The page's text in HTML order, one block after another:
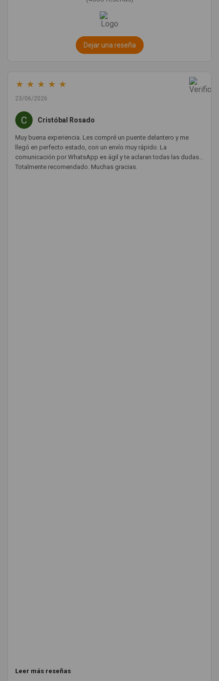
Dejar una reseña
★ ★ ★ ★ ★
23/06/2026
Cristóbal Rosado
Muy buena experiencia. Les compré un puente delantero y me
llegó en perfecto estado, con un envío muy rápido. La
comunicación por WhatsApp es ágil y te aclaran todas las dudas.
Totalmente recomendado. Muchas gracias.
Leer más reseñas